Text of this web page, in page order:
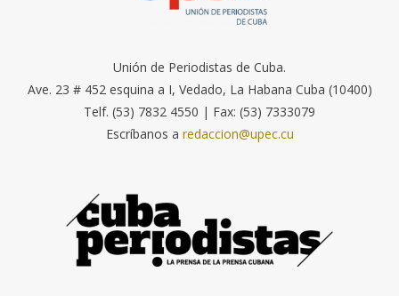
Unión de Periodistas de Cuba.
Ave. 23 # 452 esquina a I, Vedado, La Habana Cuba (10400)
Telf. (53) 7832 4550 | Fax: (53) 7333079
Escríbanos a redaccion@upec.cu